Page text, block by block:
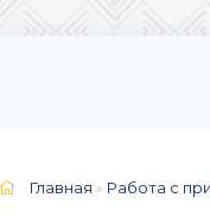
Главная » Работа с